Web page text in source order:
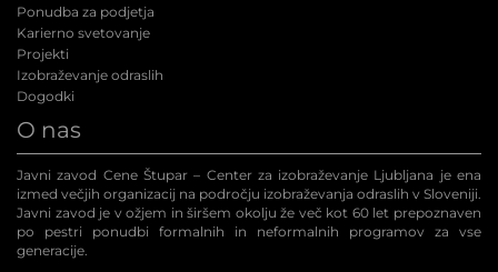
Ponudba za podjetja
Karierno svetovanje
Projekti
Izobraževanje odraslih
Dogodki
O nas
Javni zavod Cene Štupar – Center za izobraževanje Ljubljana je ena
izmed večjih organizacij na področju izobraževanja odraslih v Sloveniji.
Javni zavod je v ožjem in širšem okolju že več kot 60 let prepoznaven
po pestri ponudbi formalnih in neformalnih programov za vse
generacije.